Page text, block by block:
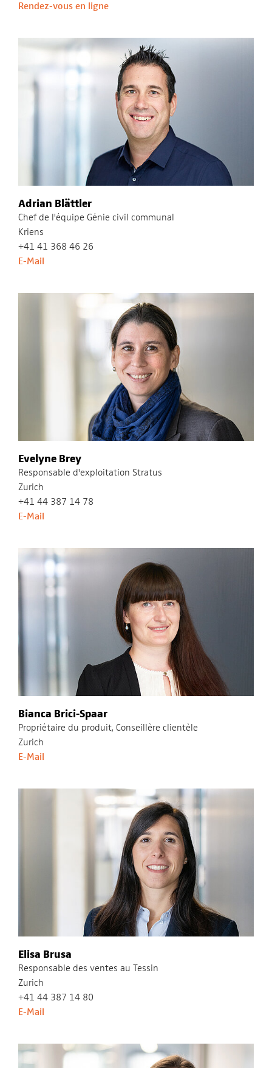
Rendez-vous en ligne
Adrian Blättler
Chef de l'équipe Génie civil communal​
Kriens
+41 41 368 46 26
E-Mail
Evelyne Brey
Responsable d'exploitation Stratus
Zurich
+41 44 387 14 78
E-Mail
Bianca Brici-Spaar
Propriétaire du produit, Conseillère clientèle
Zurich
E-Mail
Elisa Brusa
Responsable des ventes au Tessin
Zurich
+41 44 387 14 80
E-Mail